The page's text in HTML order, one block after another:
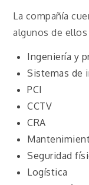
La compañía
algunos de ellos
Ingeniería y
Sistemas de
PCI
CCTV
CRA
Seguridad
Logística